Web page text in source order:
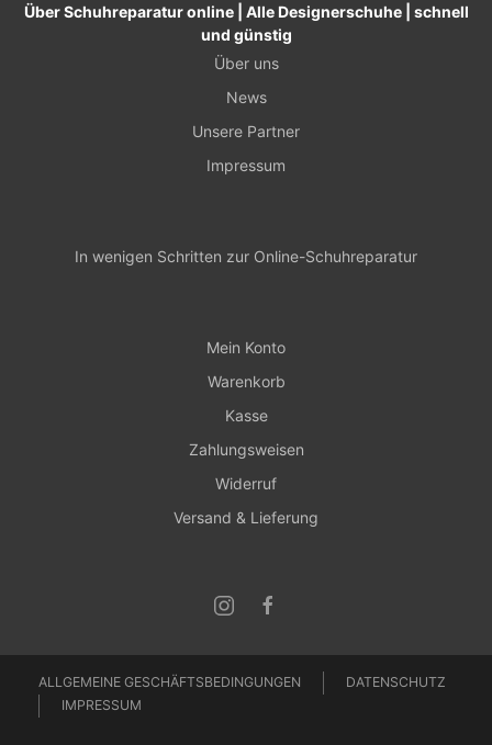
Über Schuhreparatur online | Alle Designerschuhe | schnell
und günstig
Über uns
News
Unsere Partner
Impressum
In wenigen Schritten zur Online-Schuhreparatur
Mein Konto
Warenkorb
Kasse
Zahlungsweisen
Widerruf
Versand & Lieferung
ALLGEMEINE GESCHÄFTSBEDINGUNGEN
DATENSCHUTZ
IMPRESSUM